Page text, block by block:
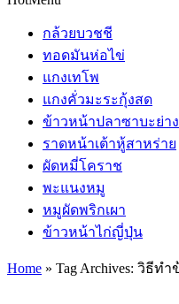
กล้วยบวชชี
ทอดมันห่อไข่
แกงเทโพ
แกงคั่วมะระกุ้งสด
ข้าวหน้าปลาซาบะย่าง
ราดหน้าเต้าหู้สาหร่าย
ผัดหมี่โคราช
พะแนงหมู
หมูผัดพริกเผา
ข้าวหน้าไก่ญี่ปุ่น
Home » Tag Archives: วิธีท